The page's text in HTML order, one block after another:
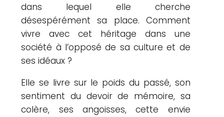
dans lequel elle cherche
désespérément sa place. Comment
vivre avec cet héritage dans une
société à l’opposé de sa culture et de
ses idéaux ?
Elle se livre sur le poids du passé, son
sentiment du devoir de mémoire, sa
colère, ses angoisses, cette envie